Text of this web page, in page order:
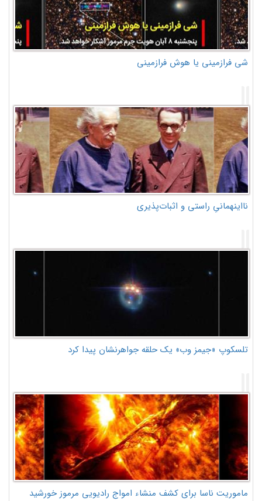
شی فرازمینی یا هوش فرازمینی
نااینهمانیِ راستی و اثبات‌پذیری
تلسکوپ «جیمز وب» یک حلقه جواهرنشان پیدا کرد
ماموریت ناسا برای کشف منشاء امواج رادیویی مرموز خورشید